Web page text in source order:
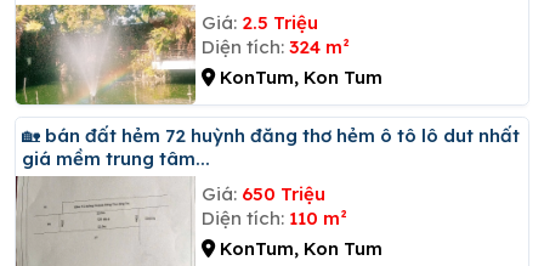
Giá: 2.5 Triệu
Diện tích: 324 m²
KonTum, Kon Tum
🏡 bán đất hẻm 72 huỳnh đăng thơ hẻm ô tô lô dut nhất
giá mềm trung tâm...
Giá: 650 Triệu
Diện tích: 110 m²
KonTum, Kon Tum